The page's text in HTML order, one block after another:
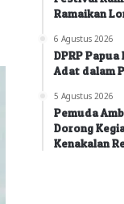
Ramaikan
6 Agustus 2026
DPRP
Adat dalam
5 Agustus 2026
Pemuda
Dorong
Kenakalan